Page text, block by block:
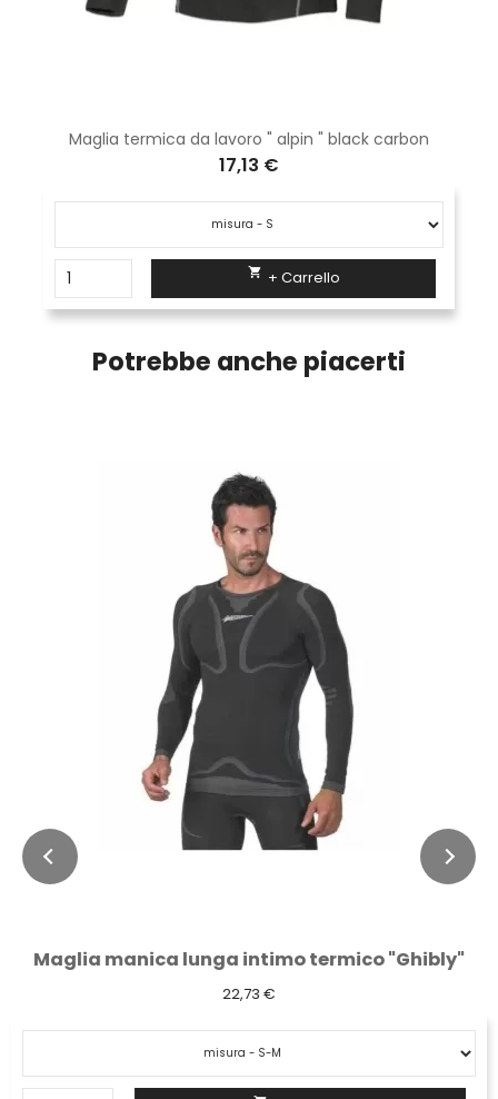
Maglia termica da lavoro " alpin " black carbon
17,13 €
 + Carrello
Potrebbe anche piacerti
Maglia manica lunga intimo termico "Ghibly"
22,73 €